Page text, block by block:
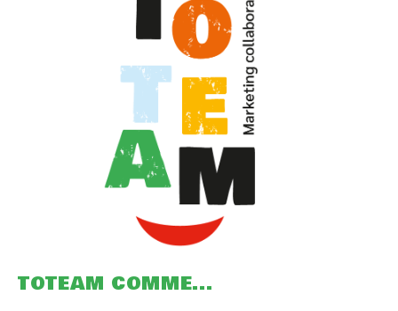
TOTEAM COMME...